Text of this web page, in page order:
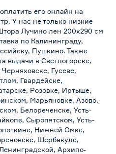
его онлайн на
У нас не только низкие
Лучино лен 200х290 см
по Калининграду,
Пушкино. Также
выдачи в Светлогорске,
Гусеве,
Гвардейске,
Розовке, Иртыше,
Марьяновке, Азово,
Белореченске, Усть-
Сыропятском, Усть-
Нижней Омке,
Шербакуле,
Архипо-